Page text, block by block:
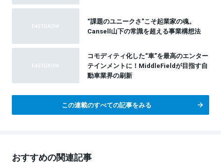
“課題のユニークさ”こそ起業家の魂。
Cansell山下の常識を超える事業構想法
コモディティ化した“車”を最高のエンター
テインメントに！MiddleFieldが目指す自
動車業界の刷新
この連載のすべての記事をみる
おすすめの関連記事